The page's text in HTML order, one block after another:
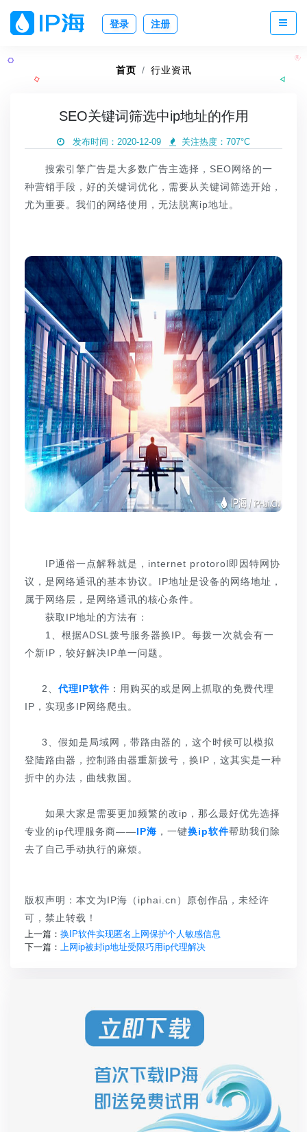
登录 注册
首页 行业资讯
SEO关键词筛选中ip地址的作用
发布时间：2020-12-09 关注热度： 707°C
搜索引擎广告是大多数广告主选择，SEO网络的一
种营销手段，好的关键词优化，需要从关键词筛选开始，
尤为重要。我们的网络使用，无法脱离ip地址。
IP通俗一点解释就是，internet protorol即因特网协
议，是网络通讯的基本协议。IP地址是设备的网络地址，
属于网络层，是网络通讯的核心条件。
获取IP地址的方法有：
1、根据ADSL拨号服务器换IP。每拨一次就会有一
个新IP，较好解决IP单一问题。
2、 代理IP软件 ：用购买的或是网上抓取的免费代理
IP，实现多IP网络爬虫。
3、假如是局域网，带路由器的，这个时候可以模拟
登陆路由器，控制路由器重新拨号，换IP，这其实是一种
折中的办法，曲线救国。
如果大家是需要更加频繁的改ip，那么最好优先选择
专业的ip代理服务商——IP海 ，一键换ip软件帮助我们除
去了自己手动执行的麻烦。
版权声明：本文为IP海（iphai.cn）原创作品，未经许
可，禁止转载！
上一篇： 换IP软件实现匿名上网保护个人敏感信息
下一篇：
上网ip被封ip地址受限巧用ip代理解决